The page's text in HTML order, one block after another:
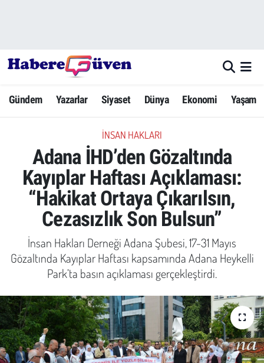
Gündem Yazarlar Siyaset Dünya Ekonomi Yaşam
İNSAN HAKLARI
Adana İHD’den Gözaltında
Kayıplar Haftası Açıklaması:
“Hakikat Ortaya Çıkarılsın,
Cezasızlık Son Bulsun”
İnsan Hakları Derneği Adana Şubesi, 17-31 Mayıs
Gözaltında Kayıplar Haftası kapsamında Adana Heykelli
Park’ta basın açıklaması gerçekleştirdi.
Yazarlar
Dünya
Ekonomi
Yaşam
Yerel Haberler
Eğitim
Kadın
Emek
Hava Durumu
Trafik Durumu
Süper Lig Puan Durumu ve Fikstür
Tüm Manşetler
Son Dakika Haberleri
Haber Arşivi